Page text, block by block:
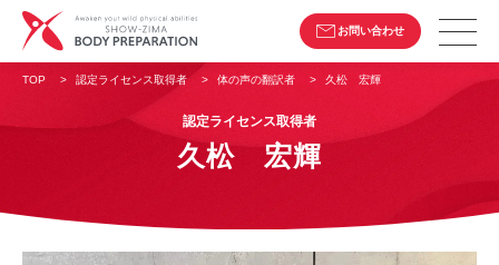
お問い合わせ
TOP > 認定ライセンス取得者 > 体の声の翻訳者 > 久松 宏輝
認定ライセンス取得者
久松 宏輝